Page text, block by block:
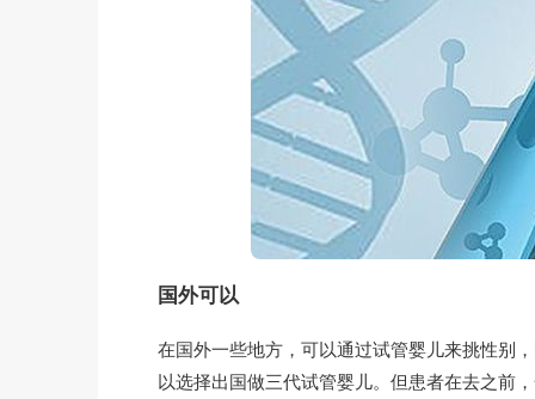
国外可以
在国外一些地方，可以通过试管婴儿来挑性别
以选择出国做三代试管婴儿。但患者在去之前